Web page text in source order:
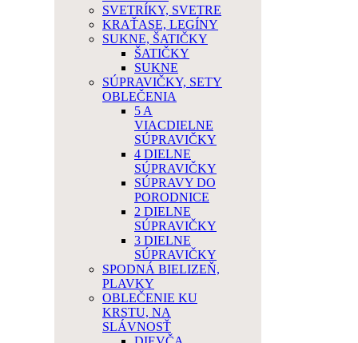
SVETRÍKY, SVETRE
KRAŤASE, LEGÍNY
SUKNE, ŠATIČKY
ŠATIČKY
SUKNE
SÚPRAVIČKY, SETY
OBLEČENIA
5 A
VIACDIELNE
SÚPRAVIČKY
4 DIELNE
SÚPRAVIČKY
SÚPRAVY DO
PORODNICE
2 DIELNE
SÚPRAVIČKY
3 DIELNE
SÚPRAVIČKY
SPODNÁ BIELIZEŇ,
PLAVKY
OBLEČENIE KU
KRSTU, NA
SLÁVNOSŤ